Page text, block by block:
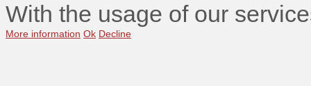
With the usage of our
More information Ok Decline